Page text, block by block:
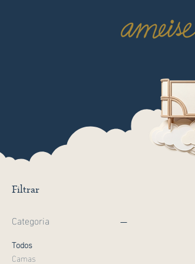
Filtrar
Categoria
Todos
Camas